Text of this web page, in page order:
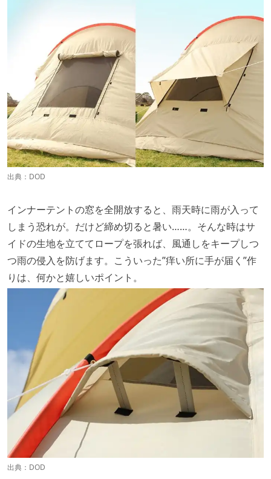
出典： DOD
インナーテントの窓を全開放すると、雨天時に雨が入って
しまう恐れが。だけど締め切ると暑い……。そんな時はサ
イドの生地を立ててロープを張れば、風通しをキープしつ
つ雨の侵入を防げます。こういった”痒い所に手が届く”作
りは、何かと嬉しいポイント。
出典： DOD